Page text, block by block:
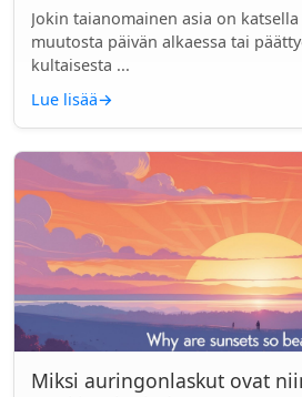
Jokin taianomainen asia on
muutosta päivän alkaessa tai
kultaisesta ...
Lue lisää→
Miksi auringonlaskut ovat